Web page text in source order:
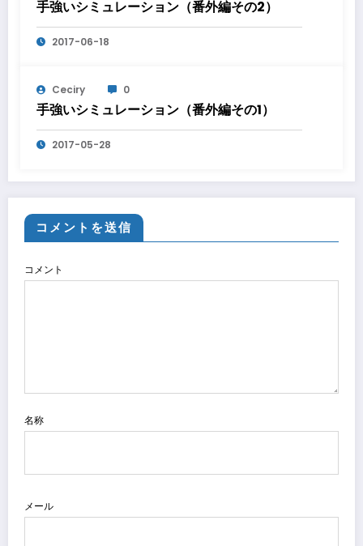
手強いシミュレーション（番外編その2）
2017-06-18
Ceciry 0
手強いシミュレーション（番外編その1）
2017-05-28
コメントを送信
コメント
名称
メール